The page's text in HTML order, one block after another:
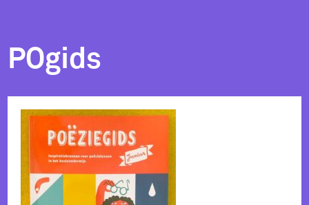
POgids